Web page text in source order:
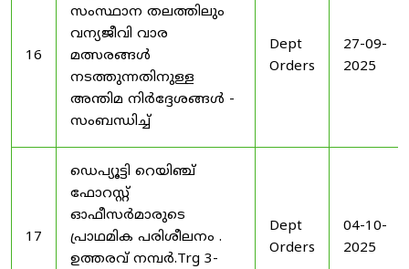
16
സംസ്ഥാന തലത്തിലും
വന്യജീവി വാര
മത്സരങ്ങൾ
നടത്തുന്നതിനുള്ള
അന്തിമ നിർദ്ദേശങ്ങൾ -
സംബന്ധിച്ച്
Dept
Orders
27-09-
2025
17
ഡെപ്യൂട്ടി റെയിഞ്ച്
ഫോറസ്റ്റ്
ഓഫീസർമാരുടെ
പ്രാഥമിക പരിശീലനം .
ഉത്തരവ് നമ്പർ.Trg 3-
Dept
Orders
04-10-
2025